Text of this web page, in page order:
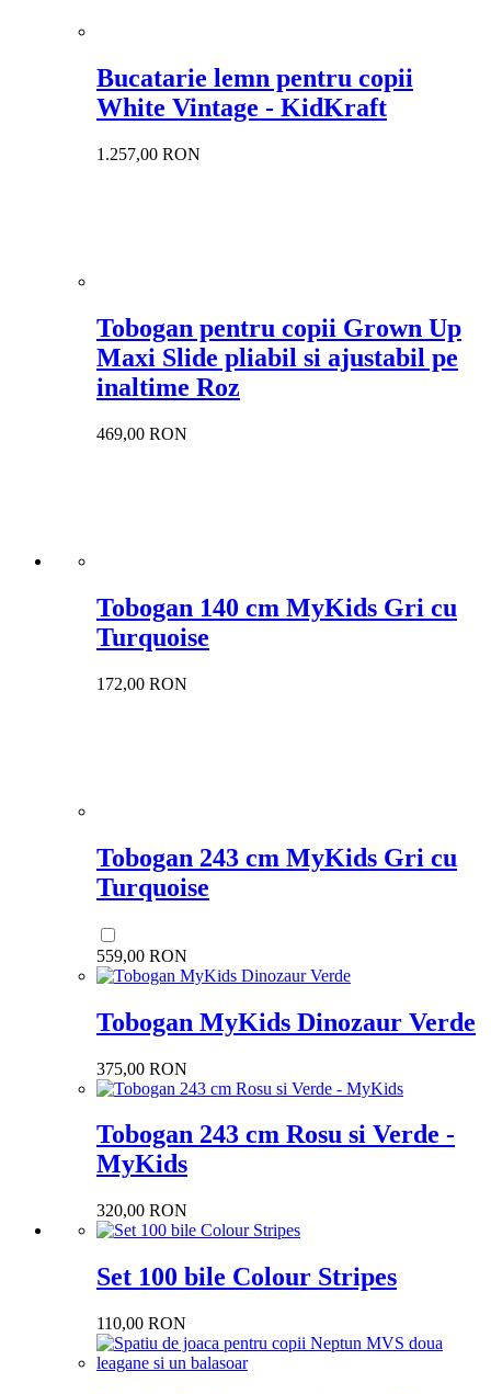
Bucatarie lemn pentru copii
White Vintage - KidKraft
1.257,00 RON
Tobogan pentru copii Grown Up
Maxi Slide pliabil si ajustabil pe
inaltime Roz
469,00 RON
Tobogan 140 cm MyKids Gri cu
Turquoise
172,00 RON
Tobogan 243 cm MyKids Gri cu
Turquoise
559,00 RON
Tobogan MyKids Dinozaur Verde
375,00 RON
Tobogan 243 cm Rosu si Verde -
MyKids
320,00 RON
Set 100 bile Colour Stripes
110,00 RON